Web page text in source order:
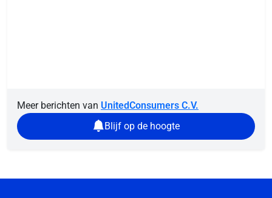
Meer berichten van UnitedConsumers C.V.
Blijf op de hoogte